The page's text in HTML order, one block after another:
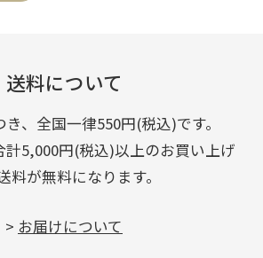
送料について
、全国一律550円(税込)です。
計5,000円(税込)以上のお買い上げ
料が無料になります。
> お届けについて